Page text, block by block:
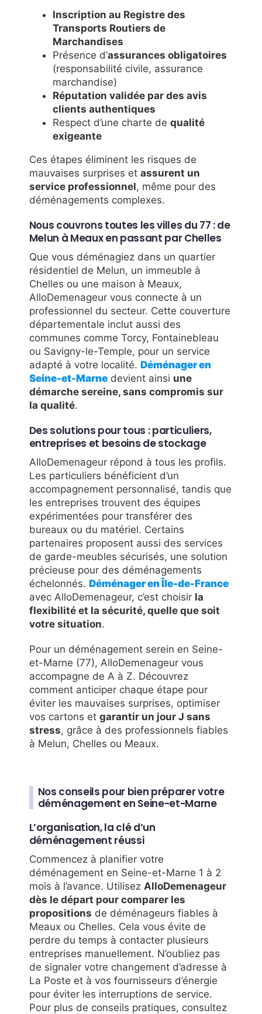
Inscription au Registre des
Transports Routiers de
Marchandises
Présence d’assurances obligatoires
(responsabilité civile, assurance
marchandise)
Réputation validée par des avis
clients authentiques
Respect d’une charte de qualité
exigeante
Ces étapes éliminent les risques de
mauvaises surprises et assurent un
service professionnel, même pour des
déménagements complexes.
Nous couvrons toutes les villes du 77 : de
Melun à Meaux en passant par Chelles
Que vous déménagiez dans un quartier
résidentiel de Melun, un immeuble à
Chelles ou une maison à Meaux,
AlloDemenageur vous connecte à un
professionnel du secteur. Cette couverture
départementale inclut aussi des
communes comme Torcy, Fontainebleau
ou Savigny-le-Temple, pour un service
adapté à votre localité. Déménager en
Seine-et-Marnedevient ainsi une
démarche sereine, sans compromis sur
la qualité.
Des solutions pour tous : particuliers,
entreprises et besoins de stockage
AlloDemenageur répond à tous les profils.
Les particuliers bénéficient d’un
accompagnement personnalisé, tandis que
les entreprises trouvent des équipes
expérimentées pour transférer des
bureaux ou du matériel. Certains
partenaires proposent aussi des services
de garde-meubles sécurisés, une solution
précieuse pour des déménagements
échelonnés. Déménager en Île-de-France
avec AlloDemenageur, c’est choisir la
flexibilité et la sécurité, quelle que soit
votre situation.
Pour un déménagement serein en Seine-
et-Marne (77), AlloDemenageur vous
accompagne de A à Z. Découvrez
comment anticiper chaque étape pour
éviter les mauvaises surprises, optimiser
vos cartons et garantir un jour J sans
stress, grâce à des professionnels fiables
à Melun, Chelles ou Meaux.
Nos conseils pour bien préparer votre
déménagement en Seine-et-Marne
L’organisation, la clé d’un
déménagement réussi
Commencez à planifier votre
déménagement en Seine-et-Marne 1 à 2
mois à l’avance. Utilisez AlloDemenageur
dès le départ pour comparer les
propositions de déménageurs fiables à
Meaux ou Chelles. Cela vous évite de
perdre du temps à contacter plusieurs
entreprises manuellement. N’oubliez pas
de signaler votre changement d’adresse à
La Poste et à vos fournisseurs d’énergie
pour éviter les interruptions de service.
Pour plus de conseils pratiques, consultez